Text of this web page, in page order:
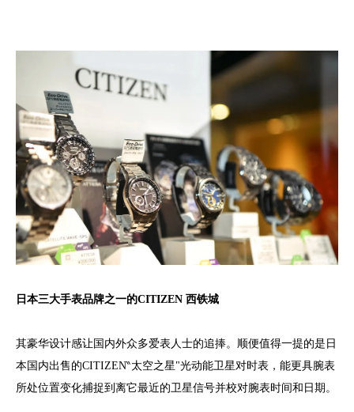
日本三大手表品牌之一的CITIZEN 西铁城
其豪华设计感让国内外众多爱表人士的追捧。顺便值得一提的是日
本国内出售的CITIZEN‶太空之星"光动能卫星对时表，能更具腕表
所处位置变化捕捉到离它最近的卫星信号并校对腕表时间和日期。